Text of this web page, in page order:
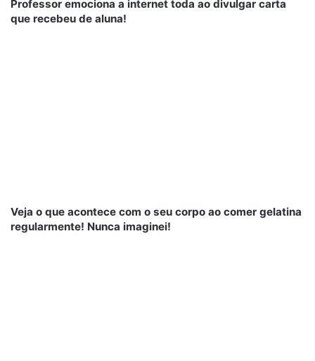
Professor emociona a internet toda ao divulgar carta
que recebeu de aluna!
Veja o que acontece com o seu corpo ao comer gelatina
regularmente! Nunca imaginei!